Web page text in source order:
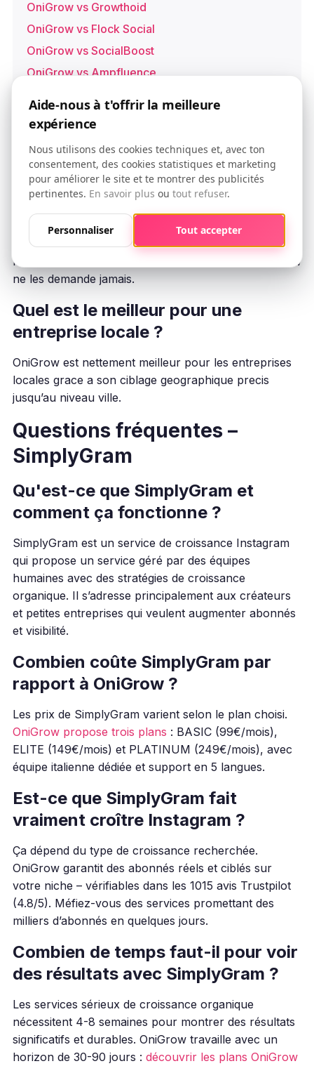
OniGrow vs Growthoid
OniGrow vs Flock Social
OniGrow vs SocialBoost
OniGrow vs Ampfluence
Questions frequentes
SimplyGram est-il sur pour mon
compte ?
SimplyGram opère directement depuis votre profil
Instagram, ce qui cree des risques inherents. OniGrow
ne les demande jamais.
Quel est le meilleur pour une
entreprise locale ?
OniGrow est nettement meilleur pour les entreprises
locales grace a son ciblage geographique precis
jusqu’au niveau ville.
Questions fréquentes –
SimplyGram
Qu'est-ce que SimplyGram et
comment ça fonctionne ?
SimplyGram est un service de croissance Instagram
qui propose un service géré par des équipes
humaines avec des stratégies de croissance
organique. Il s’adresse principalement aux créateurs
et petites entreprises qui veulent augmenter abonnés
et visibilité.
Combien coûte SimplyGram par
rapport à OniGrow ?
Les prix de SimplyGram varient selon le plan choisi.
OniGrow propose trois plans : BASIC (99€/mois),
ELITE (149€/mois) et PLATINUM (249€/mois), avec
équipe italienne dédiée et support en 5 langues.
Est-ce que SimplyGram fait
vraiment croître Instagram ?
Ça dépend du type de croissance recherchée.
OniGrow garantit des abonnés réels et ciblés sur
votre niche – vérifiables dans les 1015 avis Trustpilot
(4.8/5). Méfiez-vous des services promettant des
milliers d’abonnés en quelques jours.
Combien de temps faut-il pour voir
des résultats avec SimplyGram ?
Les services sérieux de croissance organique
nécessitent 4-8 semaines pour montrer des résultats
significatifs et durables. OniGrow travaille avec un
horizon de 30-90 jours : découvrir les plans OniGrow
Aide-nous à t'offrir la meilleure
expérience
Nous utilisons des cookies techniques et, avec ton
consentement, des cookies statistiques et marketing
pour améliorer le site et te montrer des publicités
pertinentes. En savoir plus ou tout refuser.
Personnaliser Tout accepter